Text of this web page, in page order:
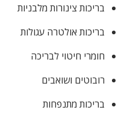
בריכות צינורות מלבניות
בריכות אולטרה עגולות
חומרי חיטוי לבריכה
רובוטים ושואבים
בריכות מתנפחות